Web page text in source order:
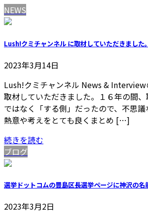
NEWS
Lush!クミチャンネル に取材していただきました。
2023年3月14日
Lush!クミチャンネル News &
取材していただきました。１６年の間、
ではなく「する側」だったので、不思
熱意や考えをとても良くまとめ […]
続きを読む
ブログ
選挙ドットコムの豊島区長選挙ページに神沢の名
2023年3月2日